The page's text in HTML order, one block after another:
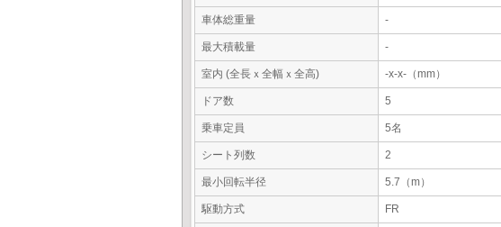
車体総重量 -
最大積載量 -
室内 (全長ｘ全幅ｘ全高) -x-x-（mm）
ドア数 5
乗車定員 5名
シート列数 2
最小回転半径 5.7（m）
駆動方式 FR